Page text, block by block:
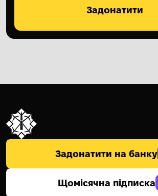
Задонатити
Задонатити на банку
Щомісячна підписка